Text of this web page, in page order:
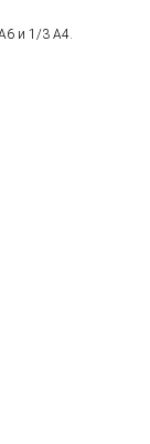
и 1/3 А4.